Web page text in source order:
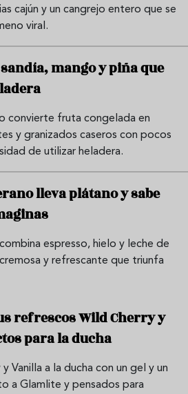
cajún y un cangrejo entero que se
viral.
mango y piña que
convierte fruta congelada en
y granizados caseros con pocos
de utilizar heladera.
lleva plátano y sabe
espresso, hielo y leche de
y refrescante que triunfa
refrescos Wild Cherry y
para la ducha
Vanilla a la ducha con un gel y un
a Glamlite y pensados para